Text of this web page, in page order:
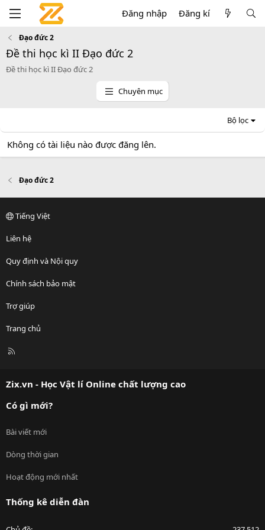
Đăng nhập Đăng kí
Đạo đức 2
Đề thi học kì II Đạo đức 2
Đề thi học kì II Đạo đức 2
Chuyên mục
Bộ lọc
Không có tài liệu nào được đăng lên.
Đạo đức 2
Tiếng Việt
Liên hệ
Quy định và Nội quy
Chính sách bảo mật
Trợ giúp
Trang chủ
R
Zix.vn - Học Vật lí Online chất lượng cao
Có gì mới?
Bài viết mới
Dòng thời gian
Hoạt động mới nhất
Thống kê diễn đàn